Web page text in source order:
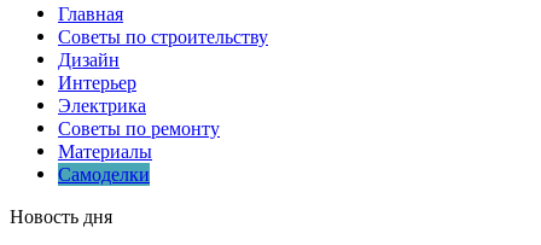
Главная
Советы по строительству
Дизайн
Интерьер
Электрика
Советы по ремонту
Материалы
Самоделки
Новость дня